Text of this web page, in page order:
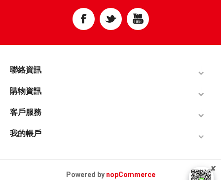
聯絡資訊
購物資訊
客戶服務
我的帳戶
Powered by nopCommerce
✘